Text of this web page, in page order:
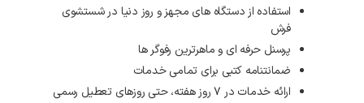
استفاده از دستگاه های مجهز و روز دنیا در شستشوی
فرش
پرسنل حرفه ای و ماهرترین رفوگر ها
ضمانتنامه کتبی برای تمامی خدمات
ارائه خدمات در ۷ روز هفته، حتی روزهای تعطیل رسمی